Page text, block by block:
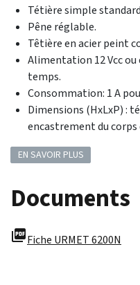
Tétière simple
Pêne réglable.
Têtière en acier peint
Alimentation 12 Vcc
temps.
Consommation: 1 A
Dimensions (HxLxP) :
encastrement du corps
EN SAVOIR PLUS
Documents
picture_as_pdfFiche URMET 6200N